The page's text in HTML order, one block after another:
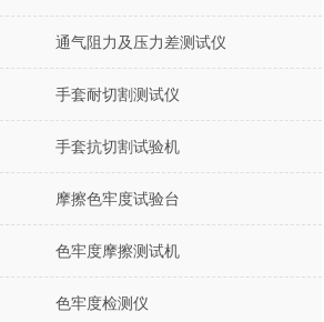
通气阻力及压力差测试仪
手套耐切割测试仪
手套抗切割试验机
摩擦色牢度试验台
色牢度摩擦测试机
色牢度检测仪